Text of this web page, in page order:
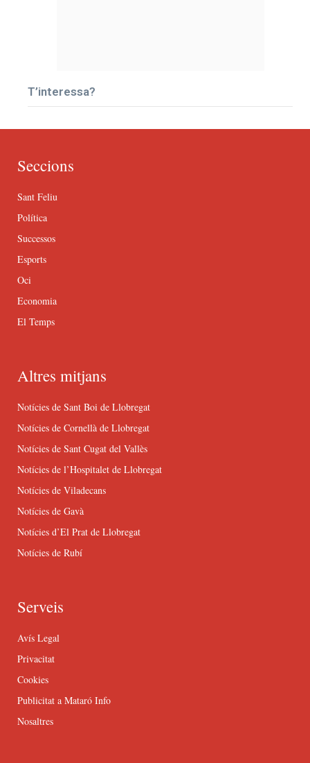
T’interessa?
Seccions
Sant Feliu
Política
Successos
Esports
Oci
Economia
El Temps
Altres mitjans
Notícies de Sant Boi de Llobregat
Notícies de Cornellà de Llobregat
Notícies de Sant Cugat del Vallès
Notícies de l’Hospitalet de Llobregat
Notícies de Viladecans
Notícies de Gavà
Notícies d’El Prat de Llobregat
Notícies de Rubí
Serveis
Avís Legal
Privacitat
Cookies
Publicitat a Mataró Info
Nosaltres